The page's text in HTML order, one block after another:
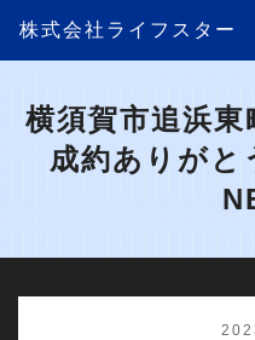
株式会社ライフスター
横須賀市追浜
成約ありがと